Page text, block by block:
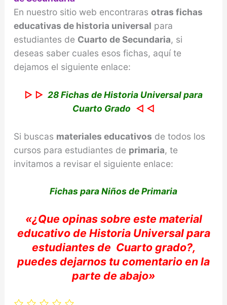
En nuestro sitio web encontraras otras fichas
educativas de historia universal para
estudiantes de Cuarto de Secundaria, si
deseas saber cuales esos fichas, aquí te
dejamos el siguiente enlace:
▷ ▷ 28 Fichas de Historia Universal para
Cuarto Grado ◁ ◁
Si buscas materiales educativos de todos los
cursos para estudiantes de primaria, te
invitamos a revisar el siguiente enlace:
Fichas para Niños de Primaria
«¿Que opinas sobre este material
educativo de Historia Universalpara
estudiantes de Cuartogrado?,
puedes dejarnos tu comentario en la
parte de abajo»